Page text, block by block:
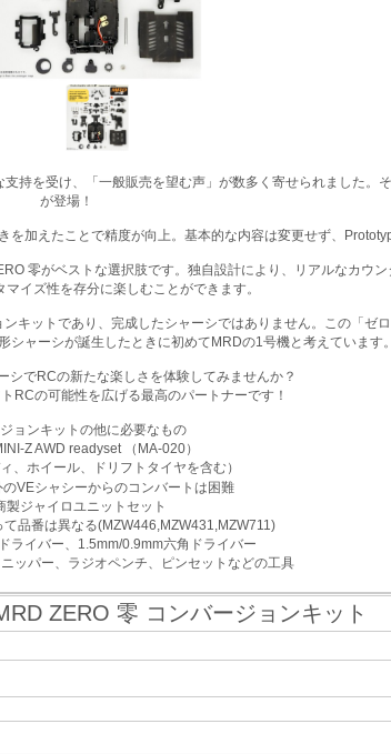
持を受け、「一般販売を望む声」が数多く寄せられました。
が登場！
加えたことで精度が向上。基本的な内容は変更せず、
零がベストな選択肢です。独自設計により、リアルなカウ
イズ性を存分に楽しむことができます。
キットであり、完成したシャーシではありません。この「ゼ
ャーシが誕生したときに初めてMRDの1号機と考えています。
シでRCの新たな楽しさを体験してみませんか？
RCの可能性を広げる最高のパートナーです！
ョンキットの他に必要なもの
Z AWD readyset （MA-020）
、ホイール、ドリフトタイヤを含む）
VEシャシーからのコンバートは困難
製ジャイロユニットセット
品番は異なる(MZW446,MZW431,MZW711)
ライバー、1.5mm/0.9mm六角ドライバー
ッパー、ラジオペンチ、ピンセットなどの工具
ZERO 零 コンバージョンキット